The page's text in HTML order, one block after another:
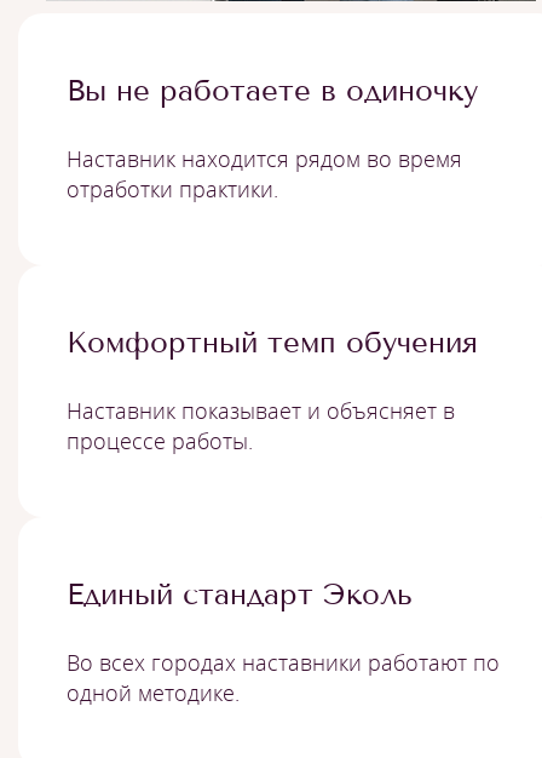
Вы не работаете в одиночку
Наставник находится рядом во время
отработки практики.
Комфортный темп обучения
Наставник показывает и объясняет в
процессе работы.
Единый стандарт Эколь
Во всех городах наставники работают по
одной методике.